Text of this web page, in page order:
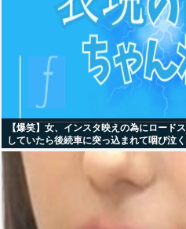
【爆笑】女、インスタ映えの為にロード
していたら後続車に突っ込まれて咽び泣